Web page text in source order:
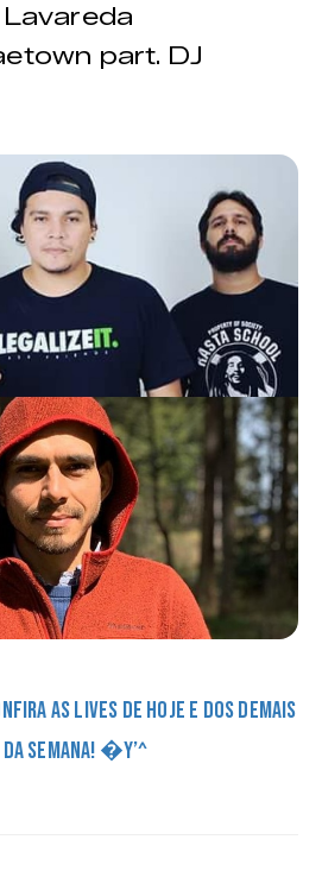
part. DJ
AS LIVES DE HOJE E DOS DEMAIS
DA SEMANA! �Y’^